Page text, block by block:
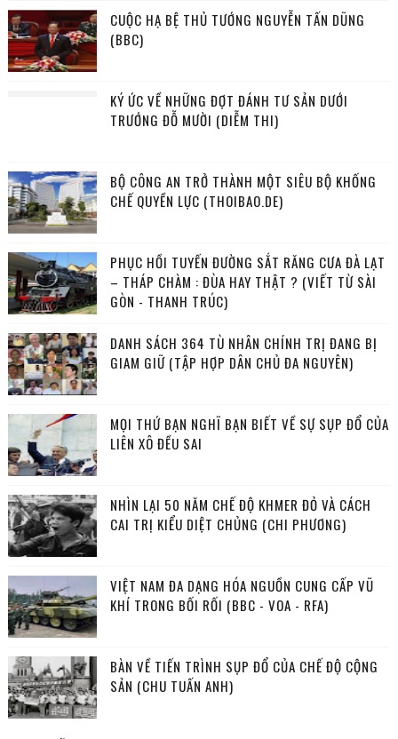
CUỘC HẠ BỆ THỦ TƯỚNG NGUYỄN TẤN DŨNG
(BBC)
KÝ ỨC VỀ NHỮNG ĐỢT ĐÁNH TƯ SẢN DƯỚI
TRƯỚNG ĐỖ MƯỜI (DIỄM THI)
BỘ CÔNG AN TRỞ THÀNH MỘT SIÊU BỘ KHỐNG
CHẾ QUYỀN LỰC (THOIBAO.DE)
PHỤC HỒI TUYẾN ĐƯỜNG SẮT RĂNG CƯA ĐÀ LẠT
– THÁP CHÀM : ĐÙA HAY THẬT ? (VIẾT TỪ SÀI
GÒN - THANH TRÚC)
DANH SÁCH 364 TÙ NHÂN CHÍNH TRỊ ĐANG BỊ
GIAM GIỮ (TẬP HỢP DÂN CHỦ ĐA NGUYÊN)
MỌI THỨ BẠN NGHĨ BẠN BIẾT VỀ SỰ SỤP ĐỔ CỦA
LIÊN XÔ ĐỀU SAI
NHÌN LẠI 50 NĂM CHẾ ĐỘ KHMER ĐỎ VÀ CÁCH
CAI TRỊ KIỂU DIỆT CHỦNG (CHI PHƯƠNG)
VIỆT NAM ĐA DẠNG HÓA NGUỒN CUNG CẤP VŨ
KHÍ TRONG BỐI RỐI (BBC - VOA - RFA)
BÀN VỀ TIẾN TRÌNH SỤP ĐỔ CỦA CHẾ ĐỘ CỘNG
SẢN (CHU TUẤN ANH)